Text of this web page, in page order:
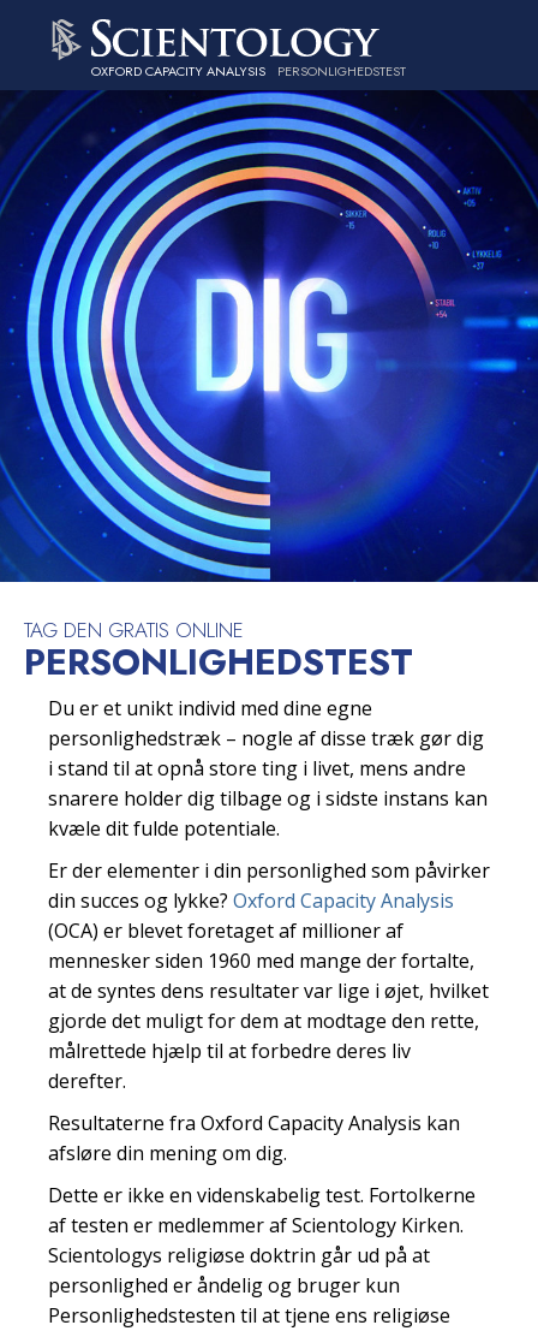
OXFORD CAPACITY ANALYSIS PERSONLIGHEDSTEST
TAG DEN GRATIS ONLINE
PERSONLIGHEDSTEST
Du er et unikt individ med dine egne
personlighedstræk – nogle af disse træk gør dig
i stand til at opnå store ting i livet, mens andre
snarere holder dig tilbage og i sidste instans kan
kvæle dit fulde potentiale.
Er der elementer i din personlighed som påvirker
din succes og lykke? Oxford Capacity Analysis
(OCA) er blevet foretaget af millioner af
mennesker siden 1960 med mange der fortalte,
at de syntes dens resultater var lige i øjet, hvilket
gjorde det muligt for dem at modtage den rette,
målrettede hjælp til at forbedre deres liv
derefter.
Resultaterne fra Oxford Capacity Analysis kan
afsløre din mening om dig.
Dette er ikke en videnskabelig test. Fortolkerne
af testen er medlemmer af Scientology Kirken.
Scientologys religiøse doktrin går ud på at
personlighed er åndelig og bruger kun
Personlighedstesten til at tjene ens religiøse